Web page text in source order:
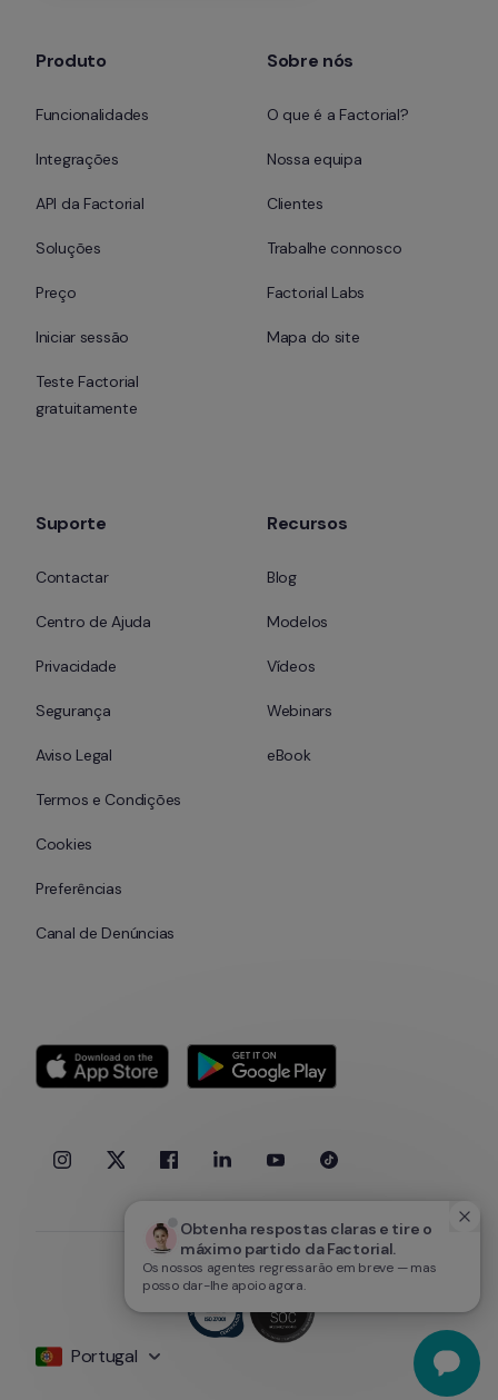
Obtenha respostas claras e tire o
máximo partido da Factorial.
Os nossos agentes regressarão em breve — mas
posso dar-lhe apoio agora.
Produto
Funcionalidades
Integrações
API da Factorial
Soluções
Preço
Iniciar sessão
Teste Factorial
gratuitamente
Sobre nós
O que é a Factorial?
Nossa equipa
Clientes
Trabalhe connosco
Factorial Labs
Mapa do site
Suporte
Contactar
Centro de Ajuda
Privacidade
Segurança
Aviso Legal
Termos e Condições
Cookies
Preferências
Canal de Denúncias
Recursos
Blog
Modelos
Vídeos
Webinars
eBook
Portugal